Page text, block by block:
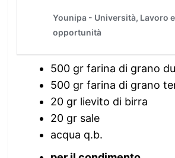
500 gr farina di grano
500 gr farina di grano
20 gr lievito di birra
20 gr sale
acqua q.b.